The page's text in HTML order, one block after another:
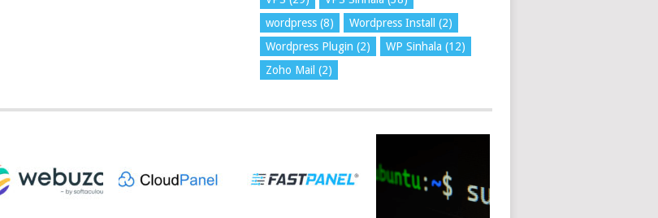
wordpress (8) Wordpress Install
(2)
Wordpress Plugin (2) WP Sinhala (12)
Zoho Mail (2)